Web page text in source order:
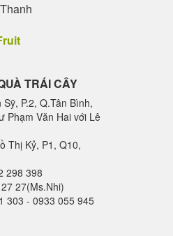
TRÁI CÂY
P.2, Q.Tân Bình,
Phạm Văn Hai với Lê
Thị Kỷ, P1, Q10,
298 398
27(Ms.Nhi)
303 - 0933 055 945